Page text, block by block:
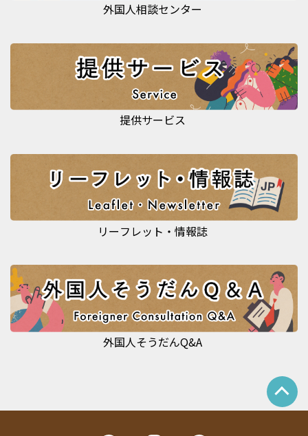
外国人相談センター
提供サービス
リーフレット・情報誌
外国人そうだんQ&A